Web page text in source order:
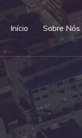
Início Sobre Nós